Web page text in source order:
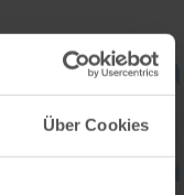
Über Cookies